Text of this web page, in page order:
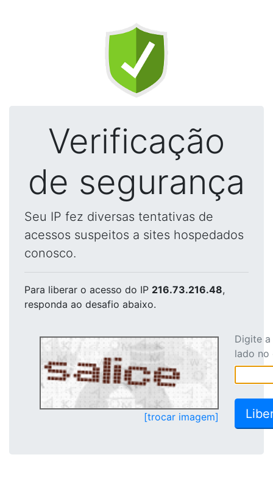
Verificação
de segurança
Seu IP fez diversas tentativas de
acessos suspeitos a sites hospedados
conosco.
Para liberar o acesso do IP 216.73.216.48,
responda ao desafio abaixo.
[trocar imagem]
Digite
lado no